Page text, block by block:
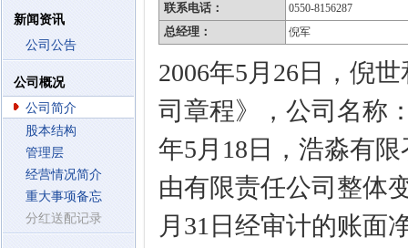
新闻资讯
公司公告
公司概况
公司简介
股本结构
管理层
经营情况简介
重大事项备忘
分红送配记录
联系电话： 0550-8156287
总经理： 倪军
2006年5月26日，倪
司章程》，公司名称
年5月18日，浩淼有
由有限责任公司整体
月31日经审计的账面